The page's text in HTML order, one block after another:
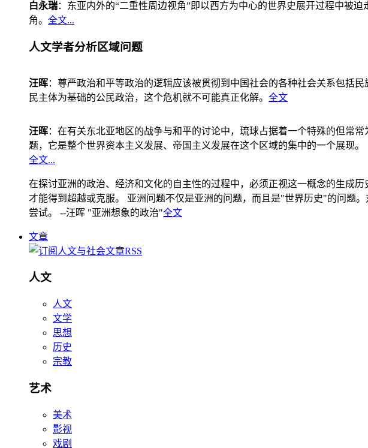
白永瑞：东亚内外的“二重性周边视角”即以西方为中心的世界史展开过程中被
角。 全文...
人文学者分析区域问题
汪晖：尊严政治和平等政治的逻辑应该被贯彻到中国社会的各种社会关系包括
民主体为基础的公民政治，这个危机就不可能真正化解。 全文
汪晖：在有关东北亚地区的战争与和平的讨论中，琉球占据着一个特殊的但常
题，它是整个世界资本主义发展、帝国主义发展在这个区域的集中的一个展现。
全文...
在探讨亚洲的政治、经济和文化的自主性的过程中，必须正视这一概念的生成
才能得到超越或克服。 亚洲问题不仅是亚洲的问题，而且是"世界历史"的问题
尝试。 --汪晖 "亚洲想象的政治"全文
文章
人文
人文
文学
思想
历史
宗教
艺术
美术
影视
戏剧